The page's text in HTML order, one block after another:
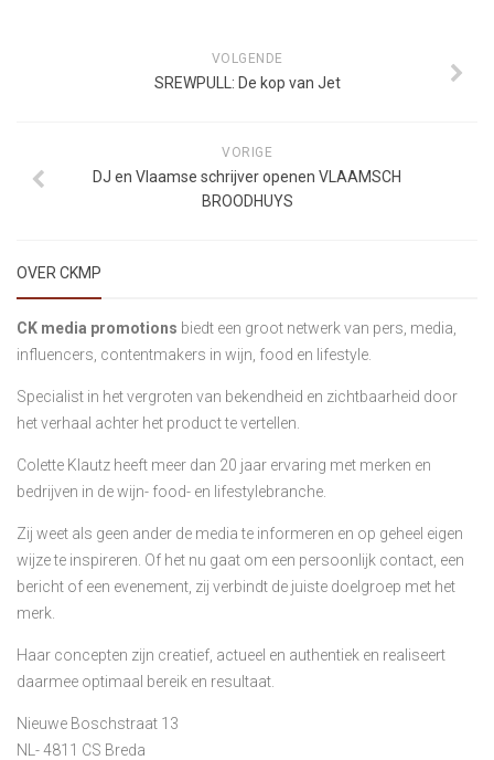
VOLGENDE
SREWPULL: De kop van Jet
VORIGE
DJ en Vlaamse schrijver openen VLAAMSCH
BROODHUYS
OVER CKMP
CK media promotions biedt een groot netwerk van pers, media,
influencers, contentmakers in wijn, food en lifestyle.
Specialist in het vergroten van bekendheid en zichtbaarheid door
het verhaal achter het product te vertellen.
Colette Klautz heeft meer dan 20 jaar ervaring met merken en
bedrijven in de wijn- food- en lifestylebranche.
Zij weet als geen ander de media te informeren en op geheel eigen
wijze te inspireren. Of het nu gaat om een persoonlijk contact, een
bericht of een evenement, zij verbindt de juiste doelgroep met het
merk.
Haar concepten zijn creatief, actueel en authentiek en realiseert
daarmee optimaal bereik en resultaat.
Nieuwe Boschstraat 13
NL- 4811 CS Breda